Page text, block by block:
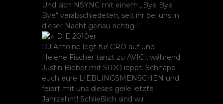
Und sich NSYNC mit einem „Bye Bye
Bye“ verabschiedeten, seit ihr bei uns in
dieser Nacht genau richtig !
DIE 2010er
DJ Antoine legt für CRO auf und
Helene Fischer tanzt zu AVICI, während
Justin Bieber mit SIDO rappt. Schnapp
euch eure LIEBLINGSMENSCHEN und
feiert mit uns dieses geile letzte
Jahrzehnt! Schließlich sind wir